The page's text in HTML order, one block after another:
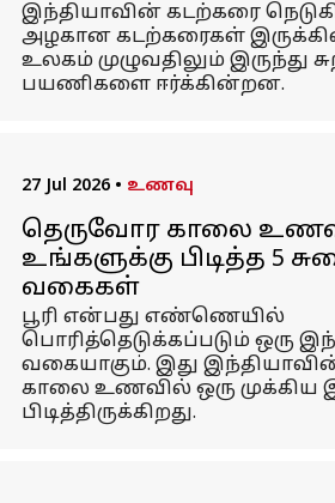
இந்தியாவின் கடற்கரை
அழகான கடற்கரைகள்
உலகம் முழுவதிலும் இருந்து
பயணிகளை ஈர்க்கின்றன.
27 Jul 2026 • உணவு
தெருவோர காலை
உங்களுக்கு பிடித்த 5
வகைகள்
பூரி என்பது எண்ணெயில்
பொரித்தெடுக்கப்படும் ஒரு
வகையாகும். இது
காலை உணவில் ஒரு முக்கிய
பிடித்திருக்கிறது.